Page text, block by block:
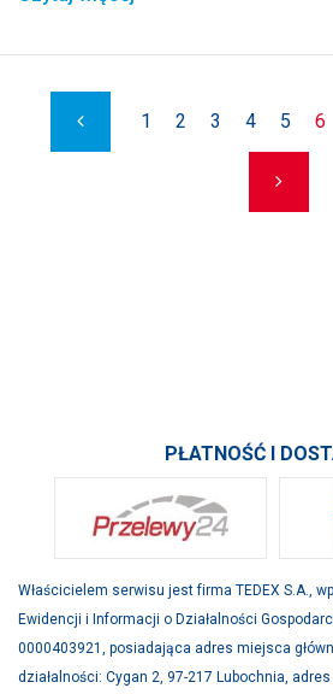
1
2 3 4 5
6
PŁATNOŚĆ I
Właścicielem serwisu jest firma TEDEX S.A.,
Ewidencji i Informacji o Działalności
0000403921, posiadająca adres miejsca
działalności: Cygan 2, 97-217 Lubochnia,